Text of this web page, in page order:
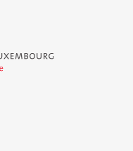
Luxembourg - Service